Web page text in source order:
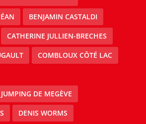
BENJAMIN CASTALDI
CATHERINE JULLIEN-BRECHES
COMBLOUX CÔTÉ LAC
DE MEGÈVE
DENIS WORMS